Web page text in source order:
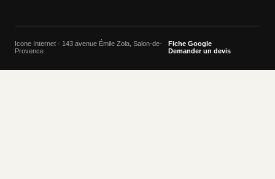
Icone Internet · 143 avenue Émile Zola, Salon-de-
Provence
Fiche Google
Demander un devis